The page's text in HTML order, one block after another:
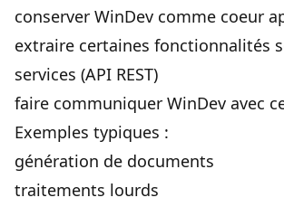
conserver WinDev comme coeur
extraire certaines fonctionnalités
services (API REST)
faire communiquer WinDev avec
Exemples typiques :
génération de documents
traitements lourds